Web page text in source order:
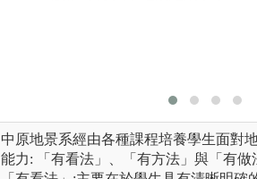
中原地景系經由各種課程培養學生面對
能力: 「有看法」、「有方法」與「有做